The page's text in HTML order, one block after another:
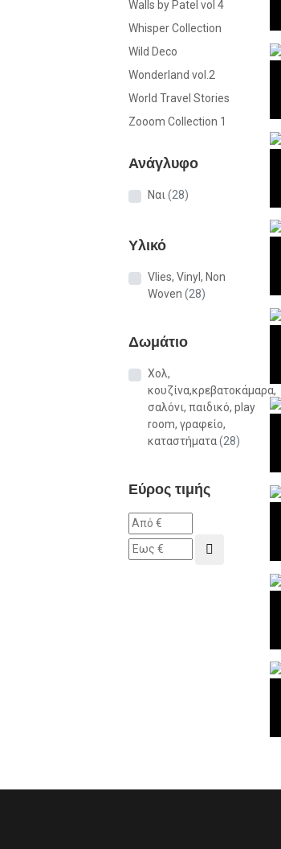
Walls by Patel vol 4
Whisper Collection
Wild Deco
Wonderland vol.2
World Travel Stories
Zooom Collection 1
Ανάγλυφο
Ναι (28)
Υλικό
Vlies, Vinyl, Non
Woven (28)
Δωμάτιο
Χολ,
κουζίνα,κρεβατοκάμαρα,
σαλόνι, παιδικό, play
room, γραφείο,
καταστήματα(28)
Εύρος τιμής